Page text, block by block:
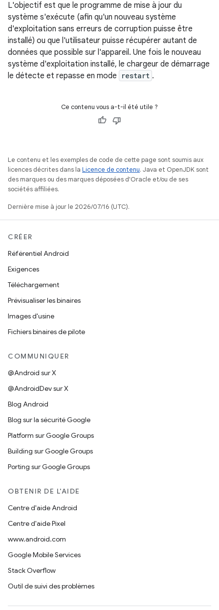
L'objectif est que le programme de mise à jour du
système s'exécute (afin qu'un nouveau système
d'exploitation sans erreurs de corruption puisse être
installé) ou que l'utilisateur puisse récupérer autant de
données que possible sur l'appareil. Une fois le nouveau
système d'exploitation installé, le chargeur de démarrage
le détecte et repasse en mode
restart .
Ce contenu vous a-t-il été utile ?
Le contenu et les exemples de code de cette page sont soumis aux
licences décrites dans la Licence de contenu. Java et OpenJDK sont
des marques ou des marques déposées d'Oracle et/ou de ses
sociétés affiliées.
Dernière mise à jour le 2026/07/16 (UTC).
CRÉER
Référentiel Android
Exigences
Téléchargement
Prévisualiser les binaires
Images d'usine
Fichiers binaires de pilote
COMMUNIQUER
@Android sur X
@AndroidDev sur X
Blog Android
Blog sur la sécurité Google
Platform sur Google Groups
Building sur Google Groups
Porting sur Google Groups
OBTENIR DE L'AIDE
Centre d'aide Android
Centre d'aide Pixel
www.android.com
Google Mobile Services
Stack Overflow
Outil de suivi des problèmes